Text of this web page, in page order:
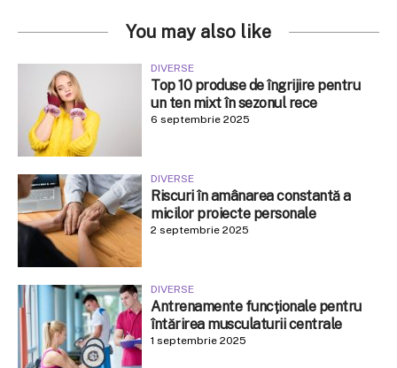
You may also like
DIVERSE
Top 10 produse de îngrijire pentru
un ten mixt în sezonul rece
6 septembrie 2025
DIVERSE
Riscuri în amânarea constantă a
micilor proiecte personale
2 septembrie 2025
DIVERSE
Antrenamente funcționale pentru
întărirea musculaturii centrale
1 septembrie 2025